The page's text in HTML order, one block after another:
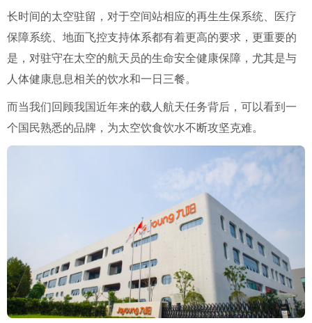
长时间的太空驻留，对于空间站相应的再生生保系统、医疗
保障系统、地面飞控支持体系都有着更高的要求，更重要的
是，对驻守在太空的航天员的生命安全健康保障，尤其是与
人体健康息息相关的饮水和一日三餐。
而当我们回顾我国近年来的载人航天任务背后，可以看到一
个国民熟悉的品牌，为太空饮食饮水不断攻坚克难。